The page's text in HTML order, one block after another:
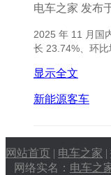
电车之家 发布
2025 年 11 月国
长 23.74%、环
显示全文
新能源客车
网站首页 | 电车之家 |
网络实名： 电车之